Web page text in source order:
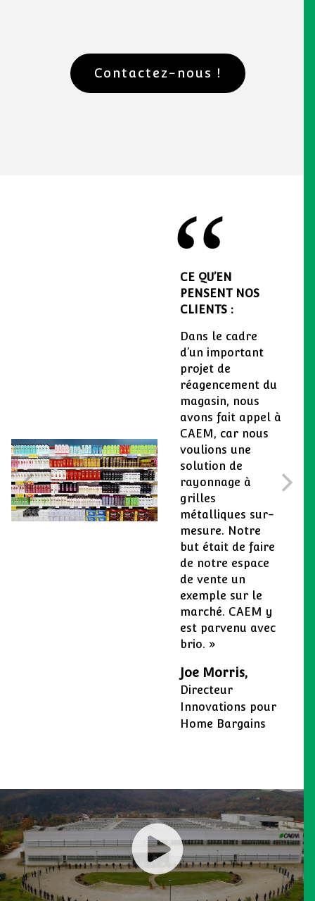
Contactez-nous !
CE QU’EN
PENSENT NOS
CLIENTS :
Dans le cadre
d’un important
projet de
réagencement du
magasin, nous
avons fait appel à
CAEM, car nous
voulions une
solution de
rayonnage à
grilles
métalliques sur-
mesure. Notre
but était de faire
de notre espace
de vente un
exemple sur le
marché. CAEM y
est parvenu avec
brio. »
Joe Morris,
Directeur
Innovations pour
Home Bargains